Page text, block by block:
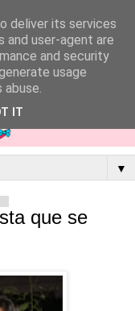
▼
que se
deliver its services
and user-agent are
and security
usage
IT